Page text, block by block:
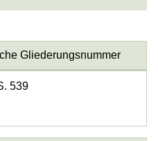
Gliederungsnummer
539